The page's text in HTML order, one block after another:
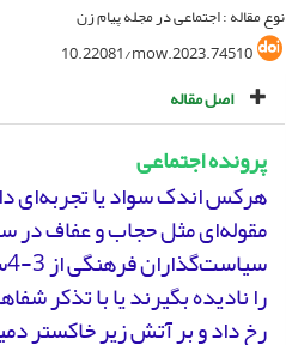
نوع مقاله : اجتماعی در مجله پیام زن
10.22081/mow.2023.74510
اصل مقاله
پرونده اجتماعی
هرکس اندک سواد یا تجربه‌ای
مقوله‌ای مثل حجاب و عفاف
را نادیده بگیرند یا با تذکر
رخ داد و بر آتش زیر خاکستر